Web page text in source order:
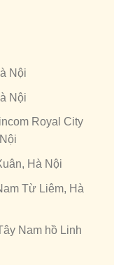
Nội
Nội
Royal City
Hà Nội
Từ Liêm, Hà
Nam hồ Linh